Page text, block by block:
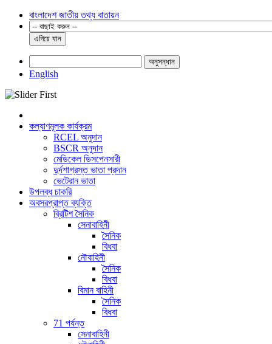
বাংলাদেশ জাতীয় তথ্য বাতায়ন
এগিয়ে যান
অনুসন্ধান
English
কল্যাণমূলক কার্যক্রম
RCEL অনুদান
BSCR অনুদান
মেডিকেল ডিসপেনসারী
দুর্দশাগ্রস্ত ভাতা প্রদান
ভেটেরান ভাতা
উপলব্ধ চাকরি
অবসরপ্রাপ্ত ব্যক্তি
ব্রিটিশ সৈনিক
সেনাবাহিনী
সৈনিক
বিধবা
নৌবাহিনী
সৈনিক
বিধবা
বিমান বাহিনী
সৈনিক
বিধবা
71 পর্যন্ত
সেনাবাহিনী